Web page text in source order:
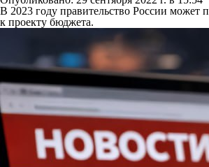
В 2023 году правительство России может
к проекту бюджета.